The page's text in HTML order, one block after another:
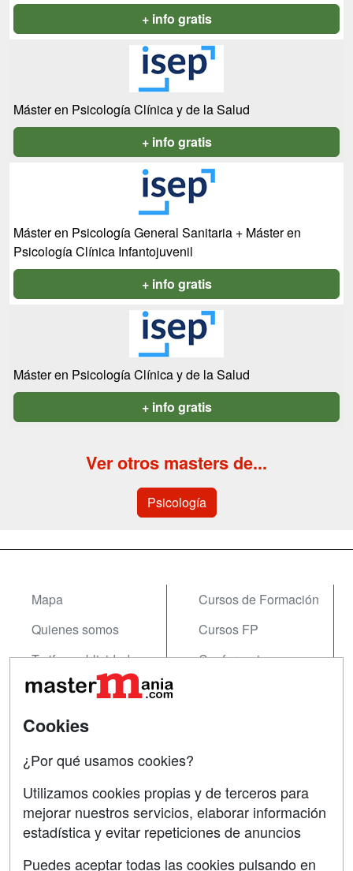
+ info gratis
Máster en Psicología Clínica y de la Salud
+ info gratis
Máster en Psicología General Sanitaria + Máster en
Psicología Clínica Infantojuvenil
+ info gratis
Máster en Psicología Clínica y de la Salud
+ info gratis
Ver otros masters de...
Psicología
Mapa
Quienes somos
Tarifas publicidad
Acceso Usuarios
Acceso Centros
Cursos de Formación
Cursos FP
Conferencias
Contactar
Confidencialidad
Aviso legal
Cookies
¿Por qué usamos cookies?
Utilizamos cookies propias y de terceros para
mejorar nuestros servicios, elaborar información
estadística y evitar repeticiones de anuncios
Puedes aceptar todas las cookies pulsando en